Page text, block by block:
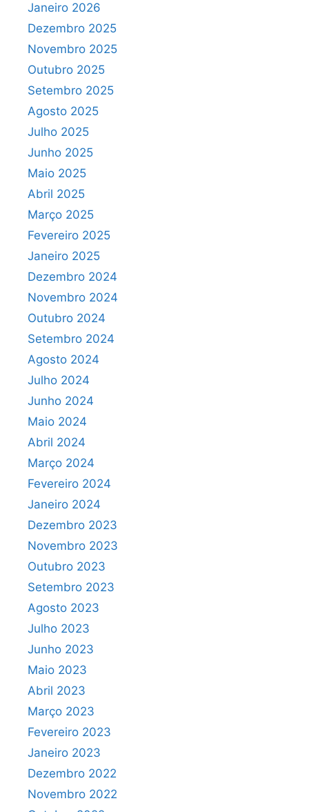
Janeiro 2026
Dezembro 2025
Novembro 2025
Outubro 2025
Setembro 2025
Agosto 2025
Julho 2025
Junho 2025
Maio 2025
Abril 2025
Março 2025
Fevereiro 2025
Janeiro 2025
Dezembro 2024
Novembro 2024
Outubro 2024
Setembro 2024
Agosto 2024
Julho 2024
Junho 2024
Maio 2024
Abril 2024
Março 2024
Fevereiro 2024
Janeiro 2024
Dezembro 2023
Novembro 2023
Outubro 2023
Setembro 2023
Agosto 2023
Julho 2023
Junho 2023
Maio 2023
Abril 2023
Março 2023
Fevereiro 2023
Janeiro 2023
Dezembro 2022
Novembro 2022